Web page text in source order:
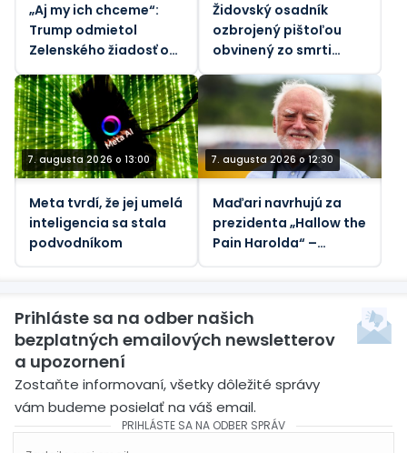
„Aj my ich chceme“:
Trump odmietol
Zelenského žiadosť o
rakety
Židovský osadník
ozbrojený pištoľou
obvinený zo smrti
vodcu komunity na
Západnom brehu
Jordánu (VIDEÁ)
7. augusta 2026 o 13:00
Meta tvrdí, že jej umelá
inteligencia sa stala
podvodníkom
7. augusta 2026 o 12:30
Maďari navrhujú za
prezidenta „Hallow the
Pain Harolda“ –
Prihláste sa na odber našich
bezplatných emailových newsletterov
a upozornení
Zostaňte informovaní, všetky dôležité správy
vám budeme posielať na váš email.
PRIHLÁSTE SA NA ODBER SPRÁV